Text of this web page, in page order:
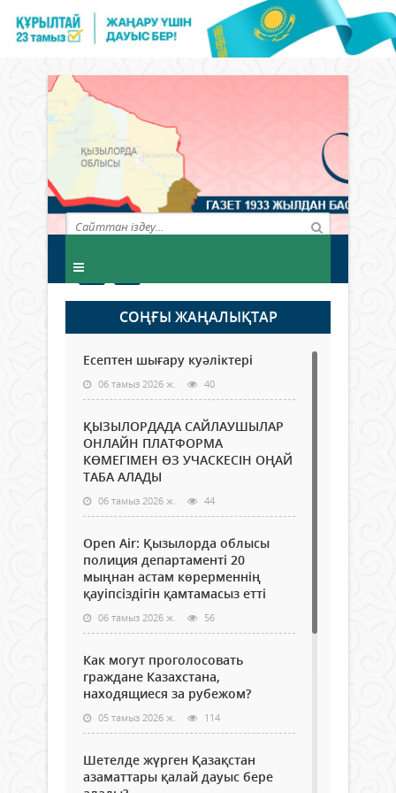
СОҢҒЫ ЖАҢАЛЫҚТАР
Есептен шығару куәліктері
06 тамыз 2026 ж. 40
ҚЫЗЫЛОРДАДА САЙЛАУШЫЛАР
ОНЛАЙН ПЛАТФОРМА
КӨМЕГІМЕН ӨЗ УЧАСКЕСІН ОҢАЙ
ТАБА АЛАДЫ
06 тамыз 2026 ж. 44
Open Air: Қызылорда облысы
полиция департаменті 20
мыңнан астам көрерменнің
қауіпсіздігін қамтамасыз етті
06 тамыз 2026 ж. 56
Как могут проголосовать
граждане Казахстана,
находящиеся за рубежом?
05 тамыз 2026 ж. 114
Шетелде жүрген Қазақстан
азаматтары қалай дауыс бере